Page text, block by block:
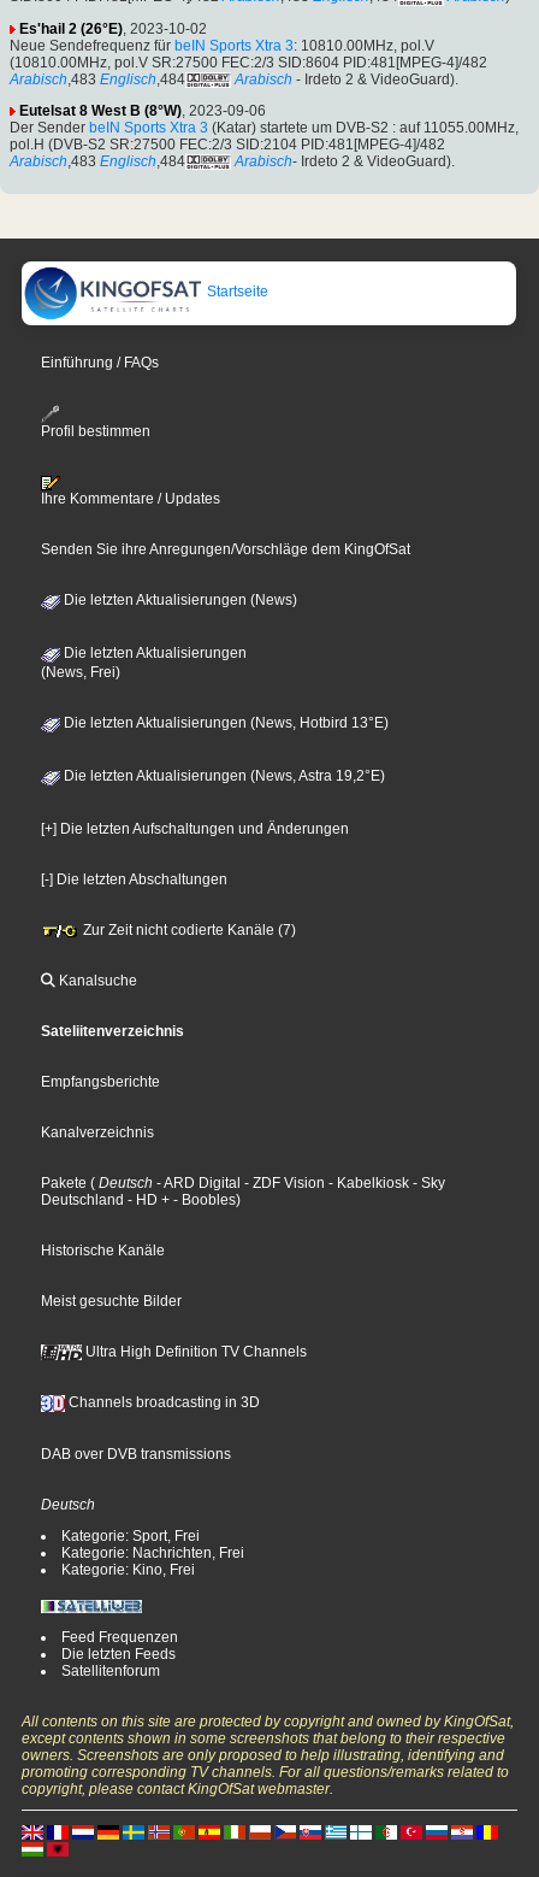
Es'hail 2 (26°E) , 2023-10-02
Neue Sendefrequenz für beIN Sports Xtra 3: 10810.00MHz, pol.V
(10810.00MHz, pol.V SR:27500 FEC:2/3 SID:8604 PID:481[MPEG-4]/482
Arabisch ,483 Englisch ,484 Arabisch - Irdeto 2 & VideoGuard).
Eutelsat 8 West B (8°W), 2023-09-06
Der Sender beIN Sports Xtra 3 (Katar) startete um DVB-S2 : auf 11055.00MHz,
pol.H (DVB-S2 SR:27500 FEC:2/3 SID:2104 PID:481[MPEG-4]/482
Arabisch,483 Englisch,484 Arabisch- Irdeto 2 & VideoGuard).
Startseite
Einführung / FAQs
Profil bestimmen
Ihre Kommentare / Updates
Senden Sie ihre Anregungen/Vorschläge dem KingOfSat
Die letzten Aktualisierungen (News)
Die letzten Aktualisierungen
(News, Frei)
Die letzten Aktualisierungen (News, Hotbird 13°E)
Die letzten Aktualisierungen (News, Astra 19,2°E)
[+] Die letzten Aufschaltungen und Änderungen
[-] Die letzten Abschaltungen
Zur Zeit nicht codierte Kanäle (7)
Kanalsuche
Sateliitenverzeichnis
Empfangsberichte
Kanalverzeichnis
Pakete ( Deutsch - ARD Digital - ZDF Vision - Kabelkiosk - Sky
Deutschland - HD + - Boobles)
Historische Kanäle
Meist gesuchte Bilder
Ultra High Definition TV Channels
Channels broadcasting in 3D
DAB over DVB transmissions
Deutsch
Kategorie: Sport, Frei
Kategorie: Nachrichten, Frei
Kategorie: Kino, Frei
Feed Frequenzen
Die letzten Feeds
Satellitenforum
All contents on this site are protected by copyright and owned by KingOfSat,
except contents shown in some screenshots that belong to their respective
owners. Screenshots are only proposed to help illustrating, identifying and
promoting corresponding TV channels. For all questions/remarks related to
copyright, please contact KingOfSat webmaster.